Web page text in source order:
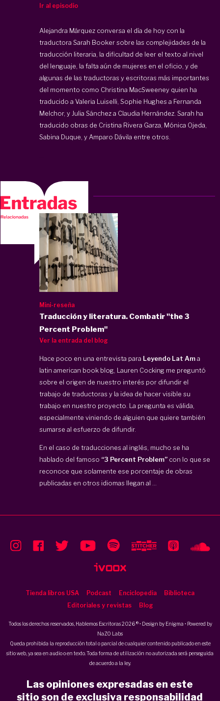
Ir al episodio
Alejandra Márquez conversa el día de hoy con la
traductora Sarah Booker sobre las complejidades de la
traducción literaria, la dificultad de leer el texto al nivel
del lenguaje, la falta aún de mujeres en el oficio, y de
algunas de las traductoras y escritoras más importantes
del momento como Christina MacSweeney quien ha
traducido a Valeria Luiselli, Sophie Hughes a Fernanda
Melchor, y Julia Sánchez a Claudia Hernández. Sarah ha
traducido obras de Cristina Rivera Garza, Mónica Ojeda,
Sabina Duque, y Amparo Dávila entre otros.
Mini-reseña
Traducción y literatura. Combatir "the 3
Percent Problem"
Ver la entrada del blog
Hace poco en una entrevista para Leyendo Lat Ama
latin american book blog, Lauren Cocking me preguntó
sobre el origen de nuestro interés por difundir el
trabajo de traductoras y la idea de hacer visible su
trabajo en nuestro proyecto. La pregunta es válida,
especialmente viniendo de alguien que quiere también
sumarse al esfuerzo de difundir.
En el caso de traducciones al inglés, mucho se ha
hablado del famoso “3 Percent Problem” con lo que se
reconoce que solamente ese porcentaje de obras
publicadas en otros idiomas llegan al ...
Tienda libros USA Podcast Enciclopedia
Biblioteca
Editoriales y revistas
Blog
Todos los derechos reservados, Hablemos Escritoras 2026 ® • Design by Enigma • Powered by
NaZO Labs
Queda prohibida la reproducción total o parcial de cualquier contenido publicado en este
sitio web, ya sea en audio o en texto. Toda forma de utilización no autorizada será perseguida
de acuerdo a la ley.
Las opiniones expresadas en este
sitio son de exclusiva responsabilidad